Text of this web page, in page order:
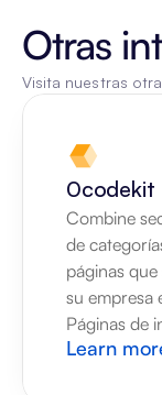
Otras
Visita nuestras
0codekit
Combine
de
páginas
su empresa
Páginas de
Learn